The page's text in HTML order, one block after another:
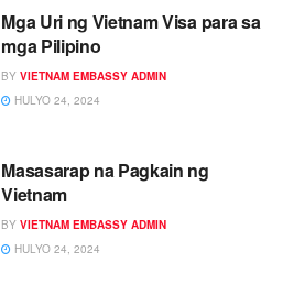
Mga Uri ng Vietnam Visa para sa
mga Pilipino
BY VIETNAM EMBASSY ADMIN
HULYO 24, 2024
Masasarap na Pagkain ng
Vietnam
BY VIETNAM EMBASSY ADMIN
HULYO 24, 2024